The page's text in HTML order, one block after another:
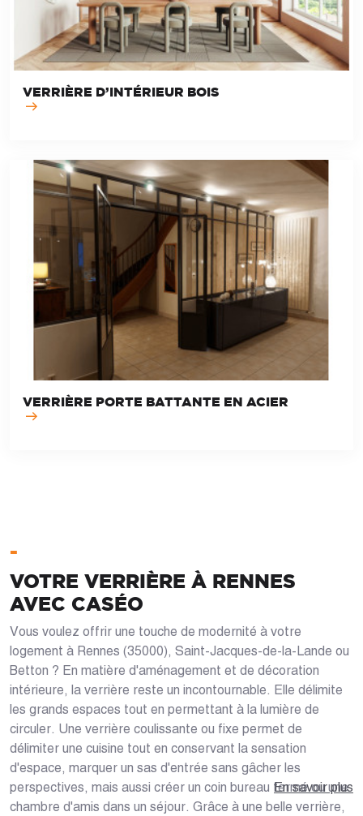
VERRIÈRE D’INTÉRIEUR BOIS
VERRIÈRE PORTE BATTANTE EN ACIER
-
VOTRE VERRIÈRE À RENNES
AVEC CASÉO
Vous voulez offrir une touche de modernité à votre
logement à Rennes (35000), Saint-Jacques-de-la-Lande ou
Betton ? En matière d'aménagement et de décoration
intérieure, la verrière reste un incontournable. Elle délimite
les grands espaces tout en permettant à la lumière de
circuler. Une verrière coulissante ou fixe permet de
délimiter une cuisine tout en conservant la sensation
d'espace, marquer un sas d'entrée sans gâcher les
perspectives, mais aussi créer un coin bureau fermé ou une
chambre d'amis dans un séjour. Grâce à une belle verrière,
En savoir plus